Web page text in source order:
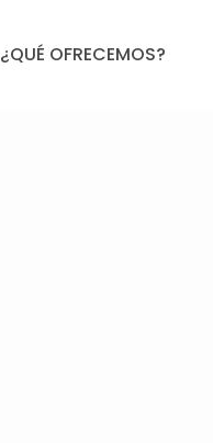
¿QUÉ OFRECEMOS?